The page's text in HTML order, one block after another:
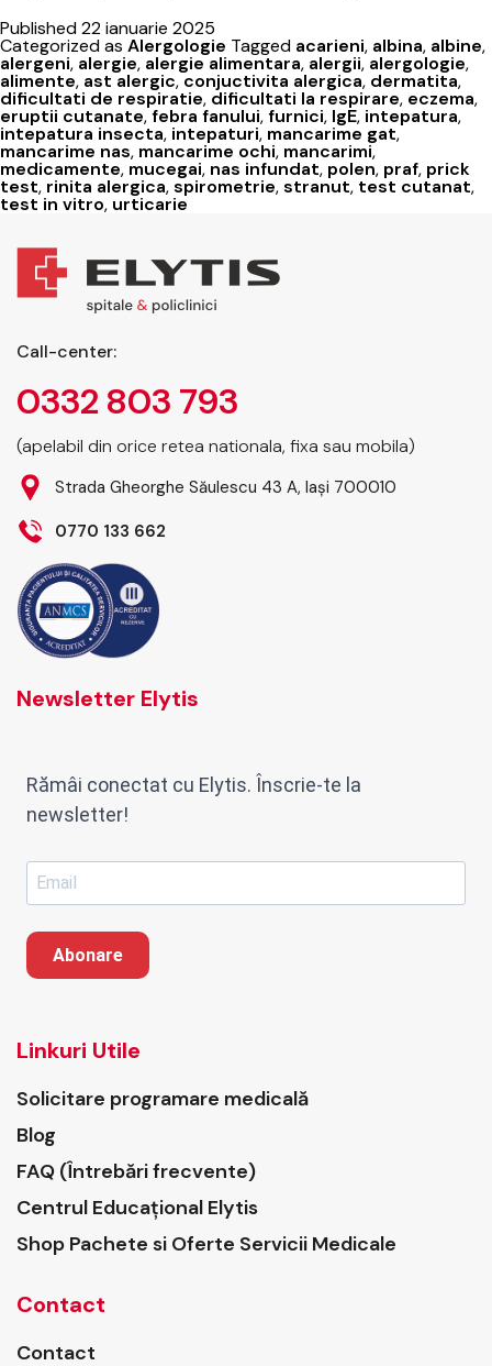
sfaturi
și
tratament
la
Elytis
Hospital
Published22 ianuarie 2025
Categorized as Alergologie Tagged acarieni, albina, albine,
alergeni, alergie, alergie alimentara, alergii, alergologie,
alimente, ast alergic, conjuctivita alergica, dermatita,
dificultati de respiratie, dificultati la respirare, eczema,
eruptii cutanate,febra fanului,furnici, IgE, intepatura,
intepatura insecta, intepaturi, mancarime gat,
mancarime nas, mancarime ochi, mancarimi,
medicamente, mucegai, nas infundat, polen, praf, prick
test, rinita alergica,spirometrie,stranut, test cutanat,
test in vitro, urticarie
Call-center:
0332 803 793
(apelabil din orice retea nationala, fixa sau mobila)
Strada Gheorghe Săulescu 43 A, Iași 700010
0770 133 662
Newsletter Elytis
Rămâi conectat cu Elytis. Înscrie-te la
newsletter!
Abonare
Linkuri Utile
Solicitare programare medicală
Blog
FAQ (Întrebări frecvente)
Centrul Educațional Elytis
Shop Pachete si Oferte Servicii Medicale
Contact
Contact